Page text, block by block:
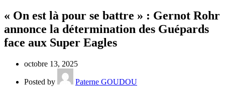
« On est là pour se battre » : Gernot Rohr
annonce la détermination des Guépards
face aux Super Eagles
octobre 13, 2025
Posted by Paterne GOUDOU